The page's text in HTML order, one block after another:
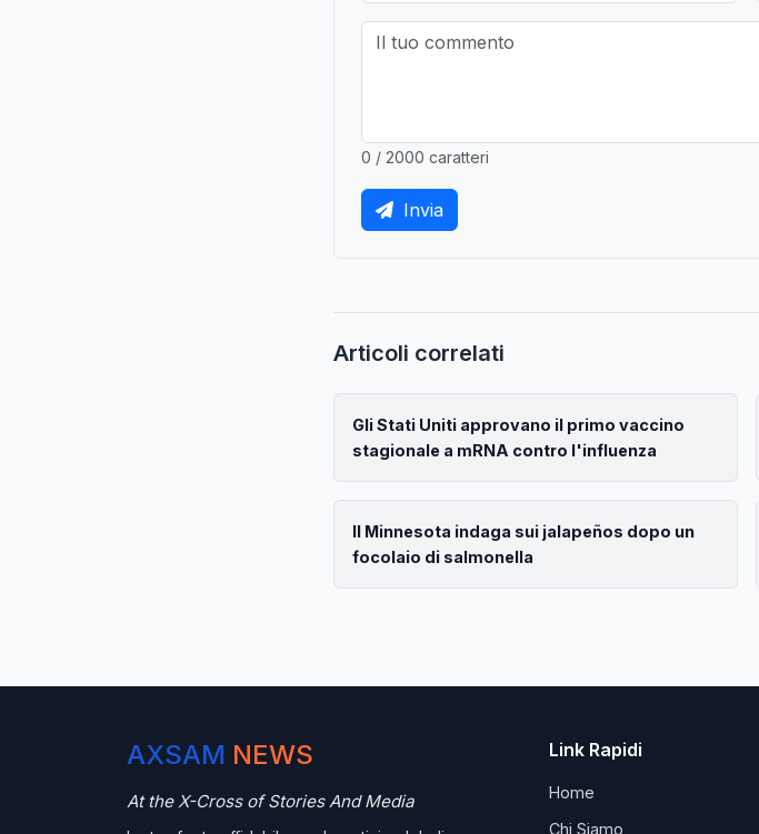
0 / 2000 caratteri
Invia
Articoli correlati
Gli Stati Uniti approvano il primo vaccino
stagionale a mRNA contro l'influenza
Il Minnesota indaga sui jalapeños dopo un
focolaio di salmonella
AXSAM NEWS
At the X-Cross of Stories And Media
Link Rapidi
Home
Chi Siamo